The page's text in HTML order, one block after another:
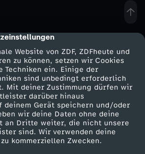
Website von ZDF, ZDFheute und
zu können, setzen wir Cookies
Techniken ein. Einige der
sind unbedingt erforderlich
Mit deiner Zustimmung dürfen wir
darüber hinaus
deinem Gerät speichern und/oder
wir deine Daten ohne deine
an Dritte weiter, die nicht unsere
sind. Wir verwenden deine
kommerziellen Zwecken.
Service
ZDFmitreden
Kontakt zum ZDF
Tickets